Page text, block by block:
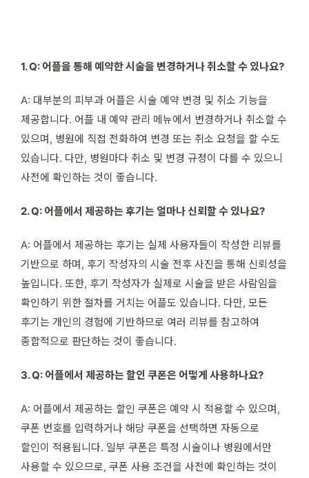
1. Q: 어플을 통해 예약한 시술을 변경하거나 취소할 수 있나요?
A: 대부분의 피부과 어플은 시술 예약 변경 및 취소 기능을
제공합니다. 어플 내 예약 관리 메뉴에서 변경하거나 취소할 수
있으며, 병원에 직접 전화하여 변경 또는 취소 요청을 할 수도
있습니다. 다만, 병원마다 취소 및 변경 규정이 다를 수 있으니
사전에 확인하는 것이 좋습니다.
2. Q: 어플에서 제공하는 후기는 얼마나 신뢰할 수 있나요?
A: 어플에서 제공하는 후기는 실제 사용자들이 작성한 리뷰를
기반으로 하며, 후기 작성자의 시술 전후 사진을 통해 신뢰성을
높입니다. 또한, 후기 작성자가 실제로 시술을 받은 사람임을
확인하기 위한 절차를 거치는 어플도 있습니다. 다만, 모든
후기는 개인의 경험에 기반하므로 여러 리뷰를 참고하여
종합적으로 판단하는 것이 좋습니다.
3. Q: 어플에서 제공하는 할인 쿠폰은 어떻게 사용하나요?
A: 어플에서 제공하는 할인 쿠폰은 예약 시 적용할 수 있으며,
쿠폰 번호를 입력하거나 해당 쿠폰을 선택하면 자동으로
할인이 적용됩니다. 일부 쿠폰은 특정 시술이나 병원에서만
사용할 수 있으므로, 쿠폰 사용 조건을 사전에 확인하는 것이